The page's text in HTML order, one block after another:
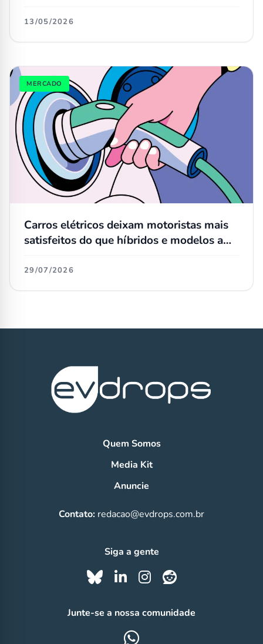
13/05/2026
MERCADO
Carros elétricos deixam motoristas mais
satisfeitos do que híbridos e modelos a
29/07/2026
Quem Somos
Media Kit
Anuncie
Contato: redacao@evdrops.com.br
Siga a gente
Junte-se a nossa comunidade